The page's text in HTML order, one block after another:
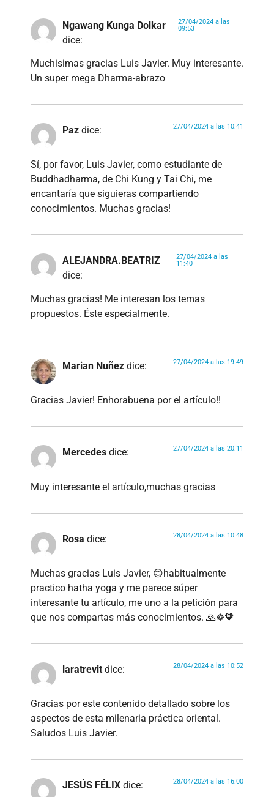
Ngawang Kunga Dolkar
dice:
27/04/2024 a las
09:53
Muchisimas gracias Luis Javier. Muy interesante.
Un super mega Dharma-abrazo
Paz dice: 27/04/2024 a las 10:41
Sí, por favor, Luis Javier, como estudiante de
Buddhadharma, de Chi Kung y Tai Chi, me
encantaría que siguieras compartiendo
conocimientos. Muchas gracias!
ALEJANDRA.BEATRIZ
dice:
27/04/2024 a las
11:40
Muchas gracias! Me interesan los temas
propuestos. Éste especialmente.
Marian Nuñez dice: 27/04/2024 a las 19:49
Gracias Javier! Enhorabuena por el artículo!!
Mercedes dice: 27/04/2024 a las 20:11
Muy interesante el artículo,muchas gracias
Rosa dice: 28/04/2024 a las 10:48
Muchas gracias Luis Javier, 😊habitualmente
practico hatha yoga y me parece súper
interesante tu artículo, me uno a la petición para
que nos compartas más conocimientos. 🙏☸️🧡
laratrevit dice: 28/04/2024 a las 10:52
Gracias por este contenido detallado sobre los
aspectos de esta milenaria práctica oriental.
Saludos Luis Javier.
JESÚS FÉLIX dice: 28/04/2024 a las 16:00